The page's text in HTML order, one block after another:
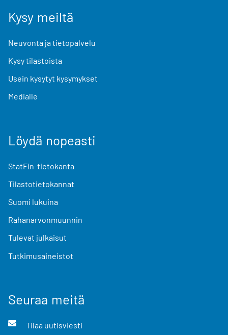
Kysy meiltä
Neuvonta ja tietopalvelu
Kysy tilastoista
Usein kysytyt kysymykset
Medialle
Löydä nopeasti
StatFin-tietokanta
Tilastotietokannat
Suomi lukuina
Rahanarvonmuunnin
Tulevat julkaisut
Tutkimusaineistot
Seuraa meitä
Tilaa uutisviesti